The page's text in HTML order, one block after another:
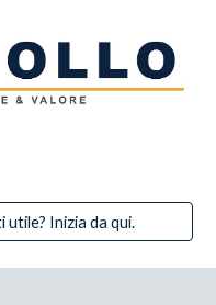
Inizia da qui.